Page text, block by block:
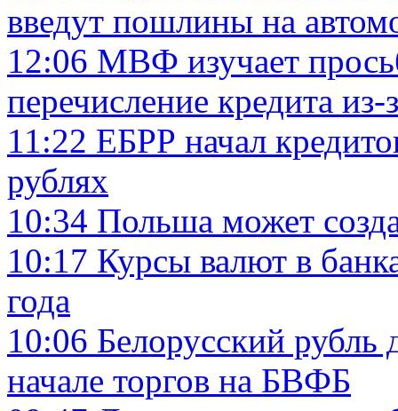
введут пошлины на
12:06 МВФ изучает
перечисление кредита из-
11:22 ЕБРР начал
рублях
10:34 Польша может
10:17 Курсы валют в
года
10:06 Белорусский рубль
начале торгов на БВФБ